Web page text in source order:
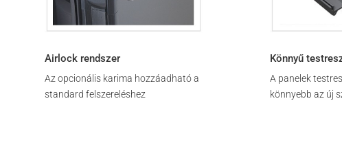
Airlock rendszer
Az opcionális karima hozzáadható a
standard felszereléshez
Könnyű
A panelek
könnyebb az új